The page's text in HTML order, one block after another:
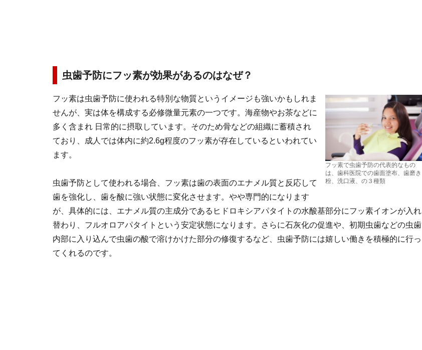
虫歯予防にフッ素が効果があるのはなぜ？
フッ素で虫歯予防の代表的なもの
は、歯科医院での歯面塗布、歯磨き
粉、洗口液、の３種類
フッ素は虫歯予防に使われる特別な物質というイメージも強いかもしれま
せんが、実は体を構成する必修微量元素の一つです。海産物やお茶などに
多く含まれ 日常的に摂取しています。そのため骨などの組織に蓄積され
ており、成人では体内に約2.6g程度のフッ素が存在しているといわれてい
ます。
虫歯予防として使われる場合、フッ素は歯の表面のエナメル質と反応して
歯を強化し、歯を酸に強い状態に変化させます。やや専門的になります
が、具体的には、エナメル質の主成分であるヒドロキシアパタイトの水酸基部分にフッ素イオンが入れ
替わり、フルオロアパタイトという安定状態になります。さらに石灰化の促進や、初期虫歯などの虫歯
内部に入り込んで虫歯の酸で溶けかけた部分の修復するなど、虫歯予防には嬉しい働きを積極的に行っ
てくれるのです。